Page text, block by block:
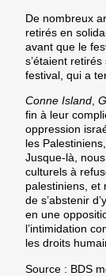
De nombreux
retirés en
avant que le
s’étaient
festival, qui a
Conne Island,
fin à leur
oppression
les
Jusque-là,
culturels à
palestiniens, et
de s’abstenir
en une
l’intimidation
les droits
Source : BDS